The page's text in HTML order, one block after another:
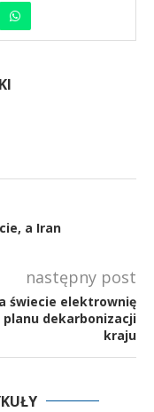
a Iran
następny post
świecie elektrownię
planu dekarbonizacji
kraju